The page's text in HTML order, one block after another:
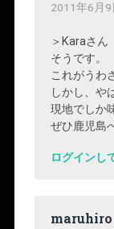
2011年6月9
＞Karaさん
そうです。
これがうわ
しかし、や
現地でしか
ぜひ鹿児島
ログインし
maruhiro